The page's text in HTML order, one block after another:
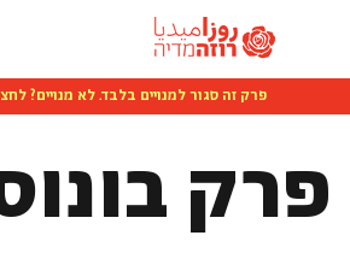
פרק זה סגור למנויים בלבד. לא מנויים?